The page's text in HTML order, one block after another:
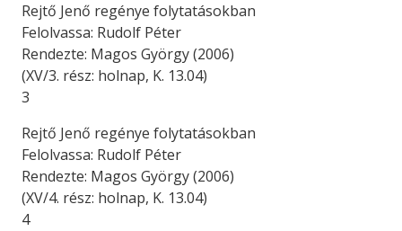
Rejtő Jenő regénye folytatásokban
Felolvassa: Rudolf Péter
Rendezte: Magos György (2006)
(XV/3. rész: holnap, K. 13.04)
3
Rejtő Jenő regénye folytatásokban
Felolvassa: Rudolf Péter
Rendezte: Magos György (2006)
(XV/4. rész: holnap, K. 13.04)
4